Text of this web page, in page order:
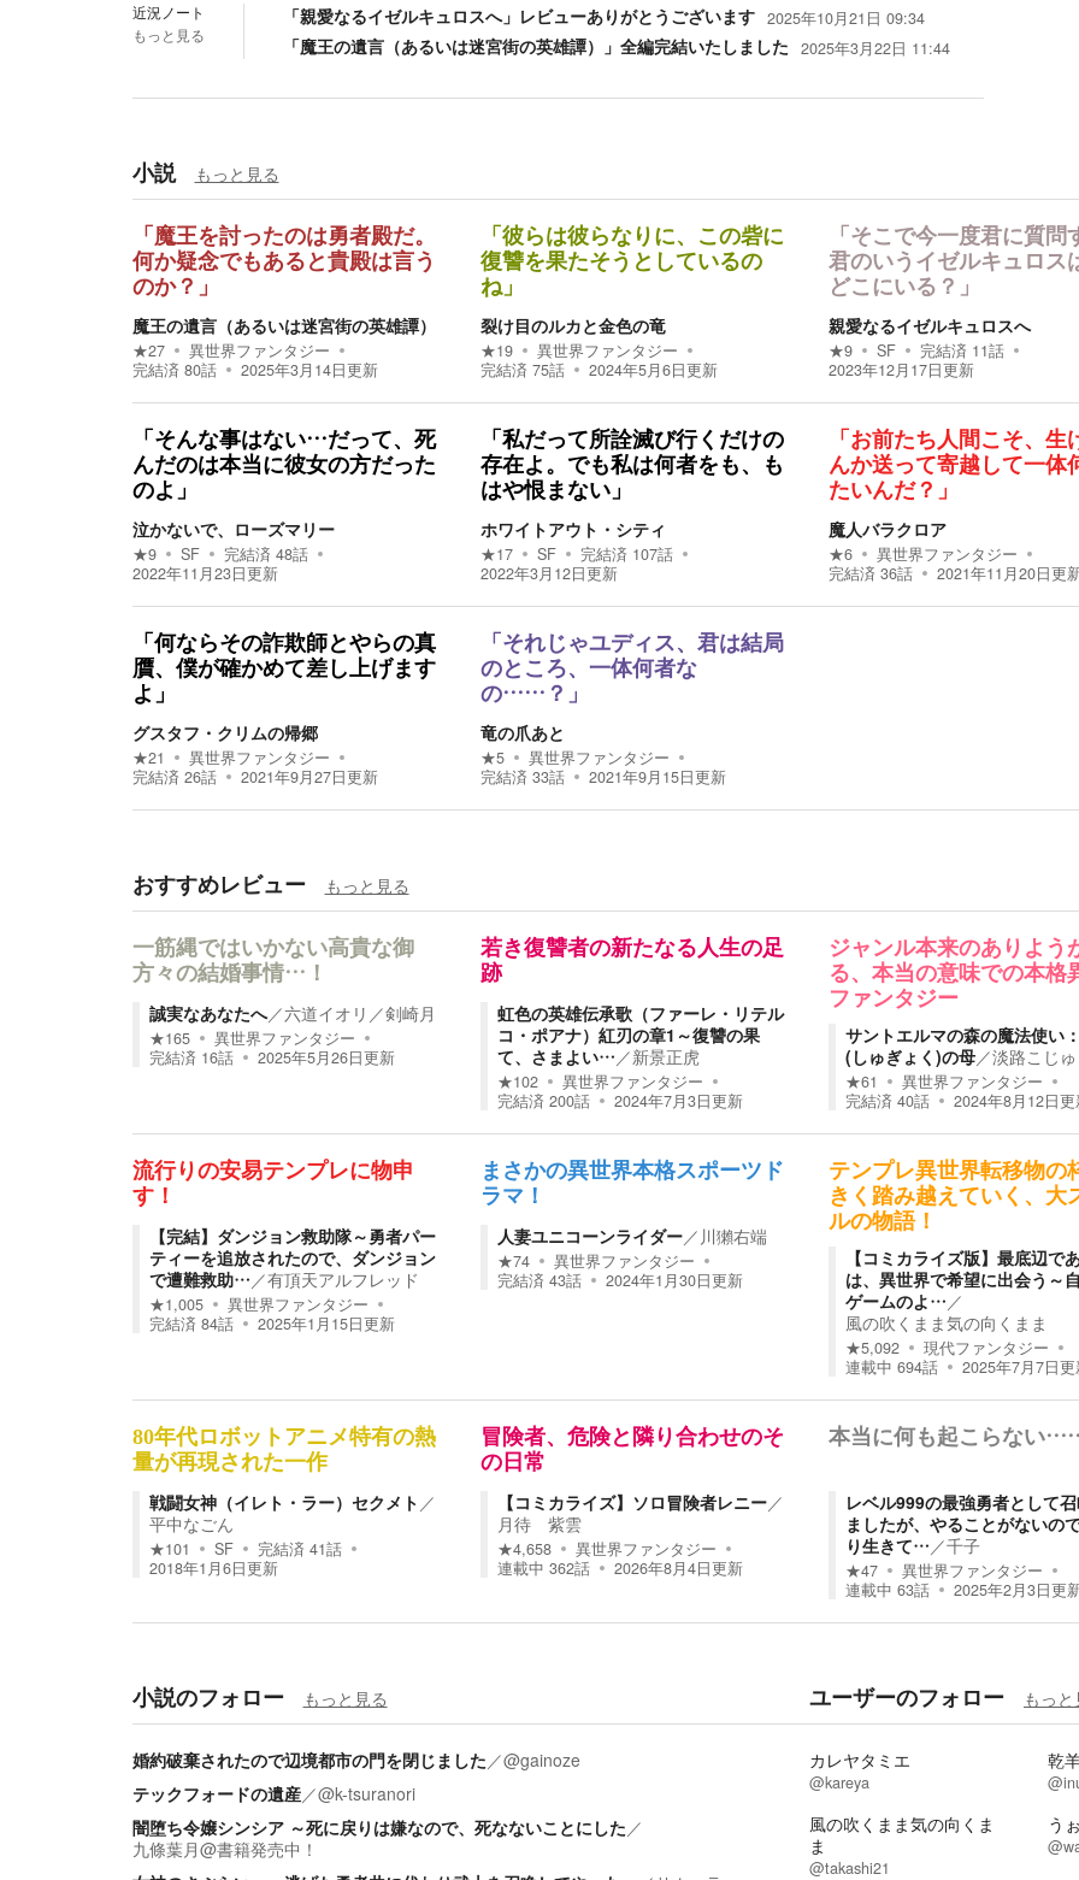
近況ノート
もっと見る
「親愛なるイゼルキュロスへ」レビューありがとうございます 2025年10月21日 09:34
「魔王の遺言（あるいは迷宮街の英雄譚）」全編完結いたしました 2025年3月22日 11:44
小説 もっと見る
「魔王を討ったのは勇者殿だ。
何か疑念でもあると貴殿は言う
のか？」
魔王の遺言（あるいは迷宮街の英雄譚）
★27
異世界ファンタジー
完結済 80話 2025年3月14日更新
「彼らは彼らなりに、この砦に
復讐を果たそうとしているの
ね」
裂け目のルカと金色の竜
★19
異世界ファンタジー
完結済 75話 2024年5月6日更新
「そこで今一度君に質問
君のいうイゼルキュロス
どこにいる？」
親愛なるイゼルキュロスへ
★9 SF 完結済 11話
2023年12月17日更新
「そんな事はない…だって、死
んだのは本当に彼女の方だった
のよ」
泣かないで、ローズマリー
★9 SF 完結済 48話
2022年11月23日更新
「私だって所詮滅び行くだけの
存在よ。でも私は何者をも、も
はや恨まない」
ホワイトアウト・シティ
★17 SF 完結済 107話
2022年3月12日更新
「お前たち人間こそ、生
んか送って寄越して一体
たいんだ？」
魔人バラクロア
★6
異世界ファンタジー
完結済 36話 2021年11月20日更
「何ならその詐欺師とやらの真
贋、僕が確かめて差し上げます
よ」
グスタフ・クリムの帰郷
★21
異世界ファンタジー
完結済 26話 2021年9月27日更新
「それじゃユディス、君は結局
のところ、一体何者な
の……？」
竜の爪あと
★5
異世界ファンタジー
完結済 33話 2021年9月15日更新
おすすめレビュー もっと見る
一筋縄ではいかない高貴な御
方々の結婚事情…！
誠実なあなたへ／六道イオリ／剣崎月
★165
異世界ファンタジー
完結済 16話 2025年5月26日更新
若き復讐者の新たなる人生の足
跡
虹色の英雄伝承歌（ファーレ・リテル
コ・ポアナ）紅刃の章1～復讐の果
て、さまよい…／新景正虎
★102
異世界ファンタジー
完結済 200話 2024年7月3日更新
ジャンル本来のありよう
る、本当の意味での本格
ファンタジー
サントエルマの森の魔法使い
(しゅぎょく)の母／淡路こじゅ
★61
異世界ファンタジー
完結済 40話 2024年8月12日更
流行りの安易テンプレに物申
す！
【完結】ダンジョン救助隊～勇者パー
ティーを追放されたので、ダンジョン
で遭難救助…／有頂天アルフレッド
★1,005
異世界ファンタジー
完結済 84話 2025年1月15日更新
まさかの異世界本格スポーツド
ラマ！
人妻ユニコーンライダー／ 川獺右端
★74
異世界ファンタジー
完結済 43話 2024年1月30日更新
テンプレ異世界転移物の
きく踏み越えていく、大
ルの物語！
【コミカライズ版】最底辺で
は、異世界で希望に出会う～
ゲームのよ…／
風の吹くまま気の向くまま
★5,092
現代ファンタジー
連載中 694話 2025年7月7日更
80年代ロボットアニメ特有の熱
量が再現された一作
戦闘女神（イレト・ラー）セクメト ／
平中なごん
★101 SF 完結済 41話
2018年1月6日更新
冒険者、危険と隣り合わせのそ
の日常
【コミカライズ】ソロ冒険者レニー／
月待 紫雲
★4,658
異世界ファンタジー
連載中 362話 2026年8月4日更新
本当に何も起こらない
レベル999の最強勇者として
ましたが、やることがないの
り生きて…／千子
★47
異世界ファンタジー
連載中 63話 2025年2月3日更
小説のフォロー もっと見る
婚約破棄されたので辺境都市の門を閉じました／@gainoze
テックフォードの遺産／@k-tsuranori
闇堕ち令嬢シンシア ～死に戻りは嫌なので、死なないことにした／
九條葉月@書籍発売中！
ユーザーのフォロー もっ
カレヤタミエ
@kareya
乾
風の吹くまま気の向くま
ま
@takashi21
う